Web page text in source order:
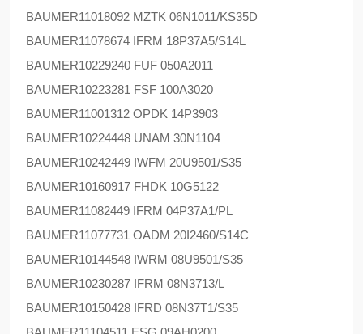
BAUMER11018092 MZTK 06N1011/KS35D
BAUMER11078674 IFRM 18P37A5/S14L
BAUMER10229240 FUF 050A2011
BAUMER10223281 FSF 100A3020
BAUMER11001312 OPDK 14P3903
BAUMER10224448 UNAM 30N1104
BAUMER10242449 IWFM 20U9501/S35
BAUMER10160917 FHDK 10G5122
BAUMER11082449 IFRM 04P37A1/PL
BAUMER11077731 OADM 20I2460/S14C
BAUMER10144548 IWRM 08U9501/S35
BAUMER10230287 IFRM 08N3713/L
BAUMER10150428 IFRD 08N37T1/S35